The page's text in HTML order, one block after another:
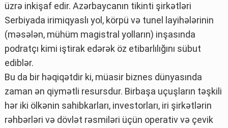
üzrə inkişaf edir. Azərbaycanın tikinti şirkətləri
Serbiyada irimiqyaslı yol, körpü və tunel layihələrinin
(məsələn, mühüm magistral yolların) inşasında
podratçı kimi iştirak edərək öz etibarlılığını sübut
ediblər.
Bu da bir həqiqətdir ki, müasir biznes dünyasında
zaman ən qiymətli resursdur. Birbaşa uçuşların təşkili
hər iki ölkənin sahibkarları, investorları, iri şirkətlərin
rəhbərləri və dövlət rəsmiləri üçün operativ və çevik